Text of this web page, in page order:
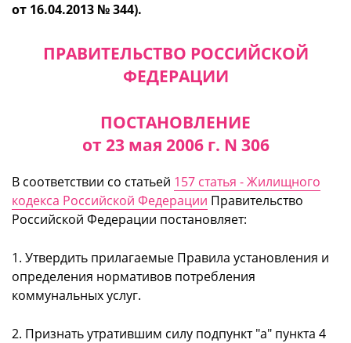
от 16.04.2013 № 344).
ПРАВИТЕЛЬСТВО РОССИЙСКОЙ
ФЕДЕРАЦИИ
ПОСТАНОВЛЕНИЕ
от 23 мая 2006 г. N 306
В соответствии со статьей 157 статья - Жилищного
кодекса Российской Федерации Правительство
Российской Федерации постановляет:
1. Утвердить прилагаемые Правила установления и
определения нормативов потребления
коммунальных услуг.
2. Признать утратившим силу подпункт "а" пункта 4